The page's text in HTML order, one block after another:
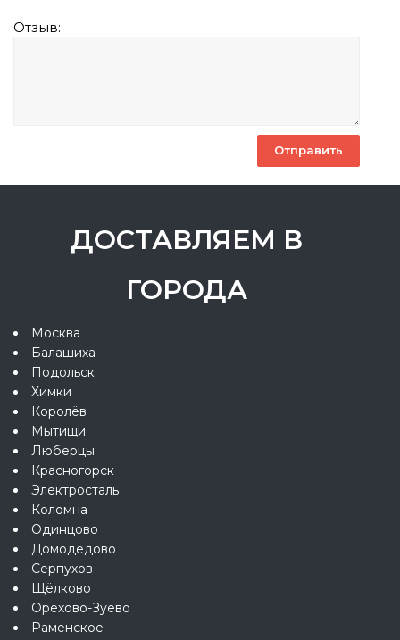
Отзыв:
ДОСТАВЛЯЕМ В
ГОРОДА
Москва
Балашиха
Подольск
Химки
Королёв
Мытищи
Люберцы
Красногорск
Электросталь
Коломна
Одинцово
Домодедово
Серпухов
Щёлково
Орехово-Зуево
Раменское